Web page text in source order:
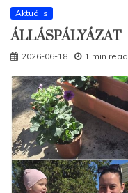
Aktuális
ÁLLÁSPÁLYÁZAT
2026-06-18 1 min read